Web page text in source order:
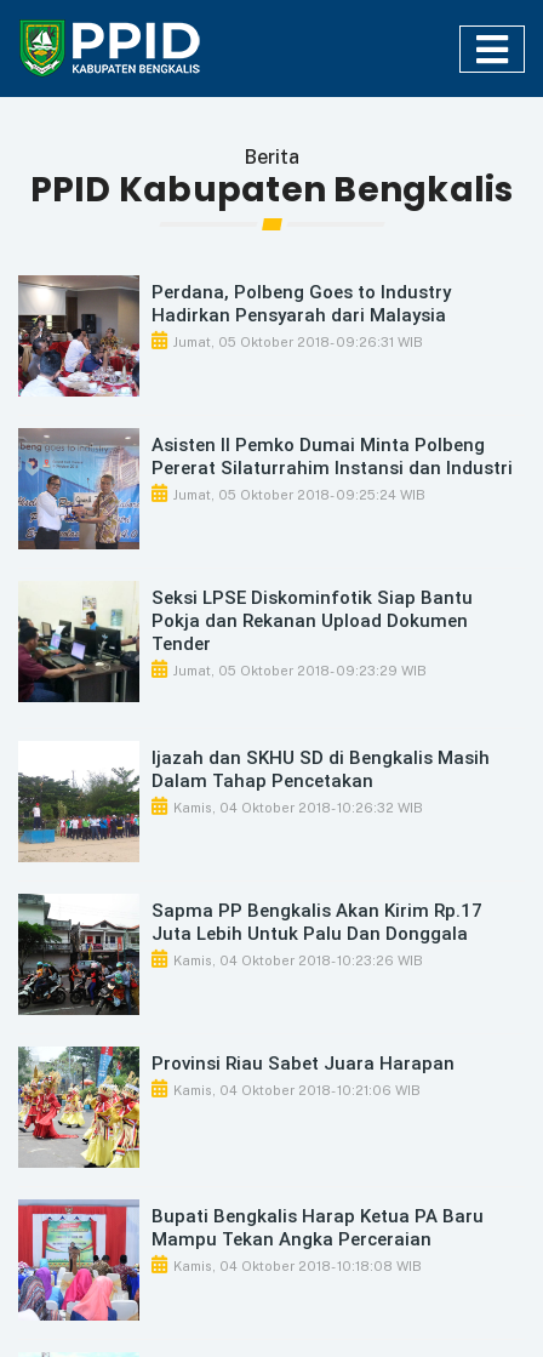
Berita
PPID Kabupaten Bengkalis
Perdana, Polbeng Goes to Industry
Hadirkan Pensyarah dari Malaysia
Jumat, 05 Oktober 2018- 09:26:31 WIB
Asisten II Pemko Dumai Minta Polbeng
Pererat Silaturrahim Instansi dan Industri
Jumat, 05 Oktober 2018- 09:25:24 WIB
Seksi LPSE Diskominfotik Siap Bantu
Pokja dan Rekanan Upload Dokumen
Tender
Jumat, 05 Oktober 2018- 09:23:29 WIB
Ijazah dan SKHU SD di Bengkalis Masih
Dalam Tahap Pencetakan
Kamis, 04 Oktober 2018- 10:26:32 WIB
Sapma PP Bengkalis Akan Kirim Rp.17
Juta Lebih Untuk Palu Dan Donggala
Kamis, 04 Oktober 2018- 10:23:26 WIB
Provinsi Riau Sabet Juara Harapan
Kamis, 04 Oktober 2018- 10:21:06 WIB
Bupati Bengkalis Harap Ketua PA Baru
Mampu Tekan Angka Perceraian
Kamis, 04 Oktober 2018- 10:18:08 WIB